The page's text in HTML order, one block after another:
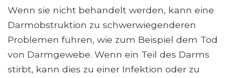
Wenn sie nicht behandelt werden, kann eine
Darmobstruktion zu schwerwiegenderen
Problemen führen, wie zum Beispiel dem Tod
von Darmgewebe. Wenn ein Teil des Darms
stirbt, kann dies zu einer Infektion oder zu